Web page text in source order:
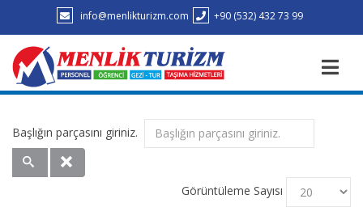
info@menlikturizm.com +90 (532) 432 73 99
Başlığın parçasını giriniz.
Görüntüleme Sayısı